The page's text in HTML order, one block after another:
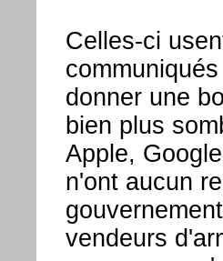
Celles-ci
donner une
bien plus
Apple,
n'ont aucun
vendeurs